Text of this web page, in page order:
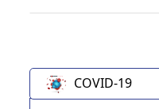
COVID-19